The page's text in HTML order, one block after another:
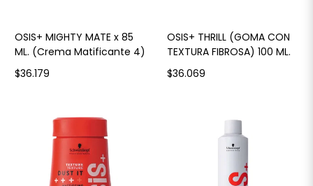
OSIS+ MIGHTY MATE x 85
ML. (Crema Matificante 4)
$36.179
OSIS+ THRILL (GOMA CON
TEXTURA FIBROSA) 100 ML.
$36.069